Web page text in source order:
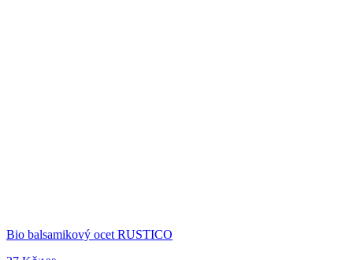
Bio balsamikový ocet RUSTICO